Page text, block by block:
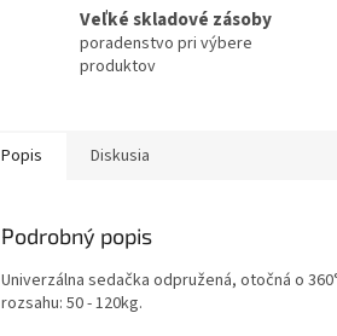
Veľké skladové zásoby
poradenstvo pri výbere
produktov
Popis Diskusia
Podrobný popis
Univerzálna sedačka odpružená, otočná o
rozsahu: 50 - 120kg.